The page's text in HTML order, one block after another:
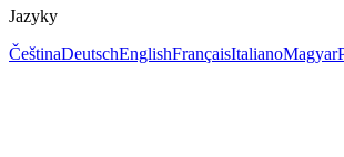
Jazyky
ČeštinaDeutschEnglishFrançaisItalianoMagyar